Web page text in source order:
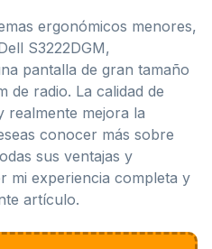
ergonómicos menores,
S3222DGM,
pantalla de gran tamaño
de radio. La calidad de
realmente mejora la
conocer más sobre
sus ventajas y
mi experiencia completa y
artículo.